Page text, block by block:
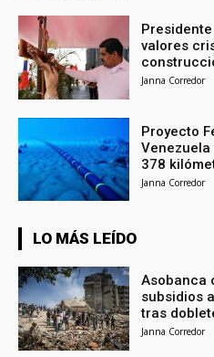
valores
Janna Corredor
Proyecto
Venezuela
378
Janna Corredor
LO MÁS LEÍDO
Asobanca
subsidios
tras
Janna Corredor